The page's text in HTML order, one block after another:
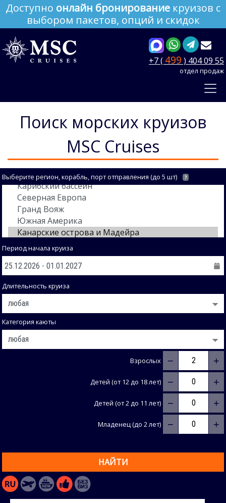
Доступно онлайн бронирование круизов с
выбором пакетов, опций и скидок
+7 ( 499 ) 404 09 55
отдел продаж
Поиск морских круизов
MSC Cruises
Выберите регион, корабль, порт отправления (до 5 шт) ?
Период начала круиза
Длительность круиза
Категория каюты
Взрослых − +
Детей (от 12 до 18 лет) − +
Детей (от 2 до 11 лет) − +
Младенец (до 2 лет) − +
НАЙТИ